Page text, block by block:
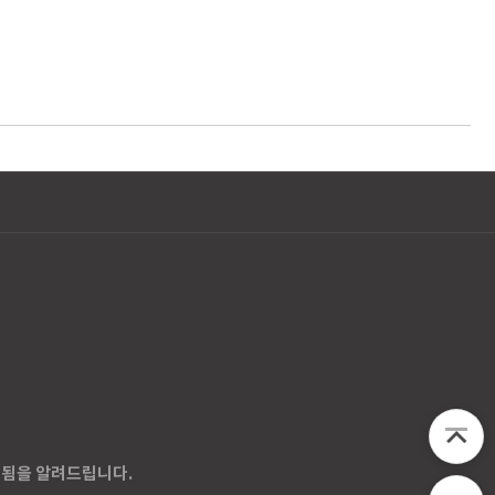
을 알려드립니다.